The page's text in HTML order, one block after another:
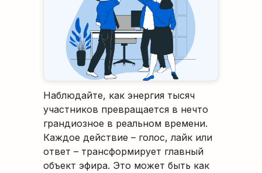
Наблюдайте, как энергия тысяч
участников превращается в нечто
грандиозное в реальном времени.
Каждое действие – голос, лайк или
ответ – трансформирует главный
объект эфира. Это может быть как